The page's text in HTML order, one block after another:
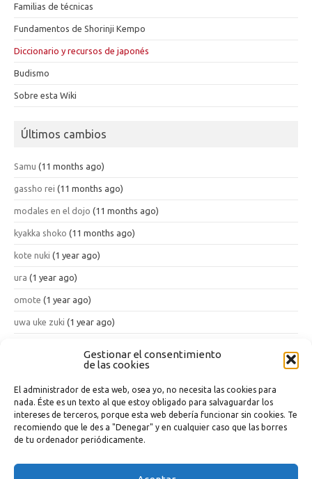
Gestionar el consentimiento
de las cookies
El administrador de esta web, osea yo, no necesita las cookies para
nada. Éste es un texto al que estoy obligado para salvaguardar los
intereses de terceros, porque esta web debería funcionar sin cookies. Te
recomiendo que le des a "Denegar" y en cualquier caso que las borres
de tu ordenador periódicamente.
Familias de técnicas
Fundamentos de Shorinji Kempo
Diccionario y recursos de japonés
Budismo
Sobre esta Wiki
Últimos cambios
Samu (11 months ago)
gassho rei (11 months ago)
modales en el dojo (11 months ago)
kyakka shoko (11 months ago)
kote nuki (1 year ago)
ura (1 year ago)
omote (1 year ago)
uwa uke zuki (1 year ago)
(1 year ago)
Sobre esta wiki
Qué es esto